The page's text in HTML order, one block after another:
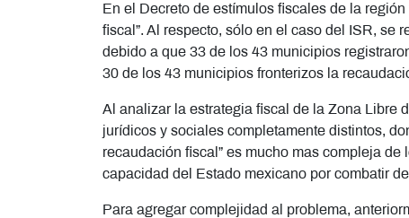
En el Decreto de estímulos fiscales de la
fiscal”. Al respecto, sólo en el caso del ISR, se
debido a que 33 de los 43 municipios
30 de los 43 municipios fronterizos la
Al analizar la estrategia fiscal de la Zona Libre
jurídicos y sociales completamente distintos,
recaudación fiscal” es mucho mas compleja
capacidad del Estado mexicano por combatir
Para agregar complejidad al problema,